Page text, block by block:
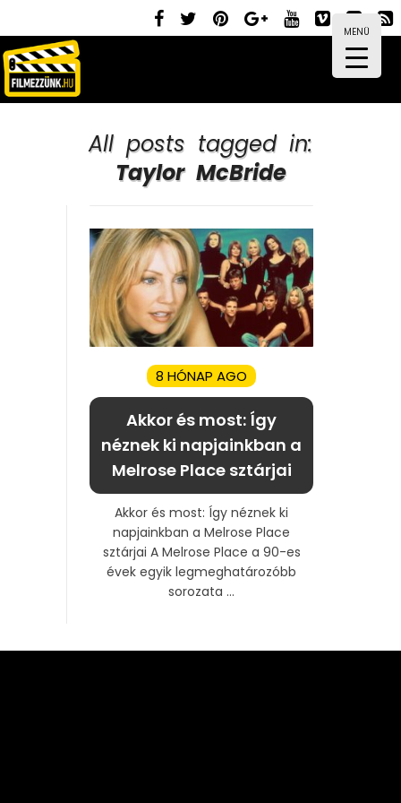
MENÜ
All posts tagged in:
Taylor McBride
8 HÓNAP AGO
Akkor és most: Így
néznek ki napjainkban a
Melrose Place sztárjai
Akkor és most: Így néznek ki
napjainkban a Melrose Place
sztárjai A Melrose Place a 90-es
évek egyik legmeghatározóbb
sorozata ...